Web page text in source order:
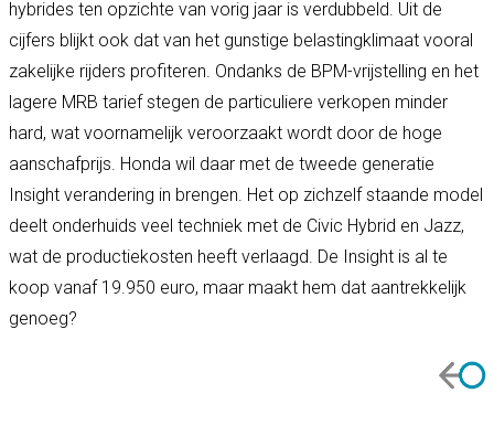
hybrides ten opzichte van vorig jaar is verdubbeld. Uit de
cijfers blijkt ook dat van het gunstige belastingklimaat vooral
zakelijke rijders profiteren. Ondanks de BPM-vrijstelling en het
lagere MRB tarief stegen de particuliere verkopen minder
hard, wat voornamelijk veroorzaakt wordt door de hoge
aanschafprijs. Honda wil daar met de tweede generatie
Insight verandering in brengen. Het op zichzelf staande model
deelt onderhuids veel techniek met de Civic Hybrid en Jazz,
wat de productiekosten heeft verlaagd. De Insight is al te
koop vanaf 19.950 euro, maar maakt hem dat aantrekkelijk
genoeg?